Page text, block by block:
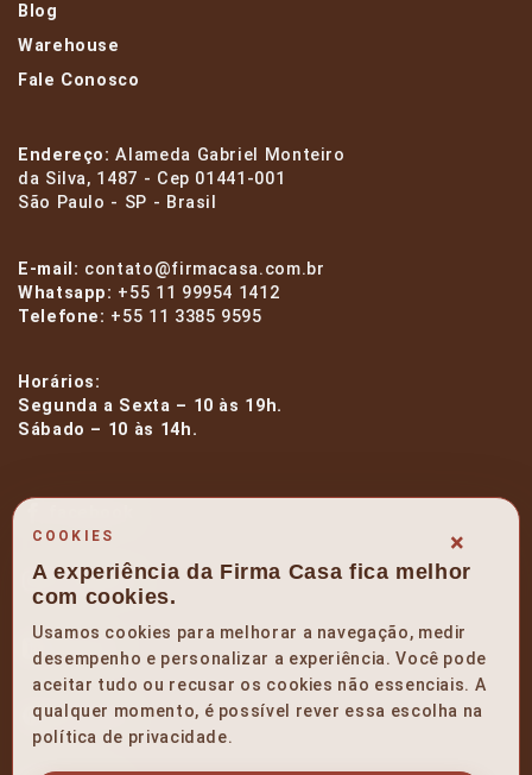
Blog
Warehouse
Fale Conosco
Endereço:Alameda Gabriel Monteiro
da Silva, 1487 - Cep 01441-001
São Paulo - SP - Brasil
E-mail: contato@firmacasa.com.br
Whatsapp: +55 11 99954 1412
Telefone: +55 11 3385 9595
Horários:
Segunda a Sexta – 10 às 19h.
Sábado – 10 às 14h.
instagram
linkedin
pinterest
×
COOKIES
A experiência da Firma Casa fica melhor
com cookies.
Usamos cookies para melhorar a navegação, medir
desempenho e personalizar a experiência. Você pode
aceitar tudo ou recusar os cookies não essenciais. A
qualquer momento, é possível rever essa escolha na
política de privacidade.